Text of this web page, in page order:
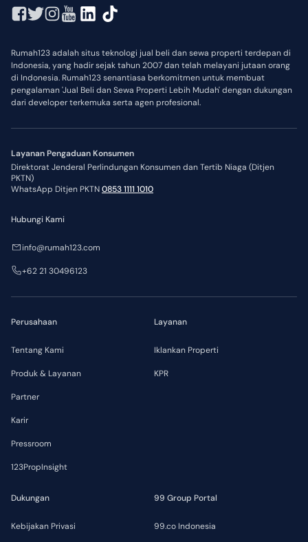
Rumah123 adalah situs teknologi jual beli dan sewa properti terdepan di
Indonesia, yang hadir sejak tahun 2007 dan telah melayani jutaan orang
di Indonesia. Rumah123 senantiasa berkomitmen untuk membuat
pengalaman 'Jual Beli dan Sewa Properti Lebih Mudah' dengan dukungan
dari developer terkemuka serta agen profesional.
Layanan Pengaduan Konsumen
Direktorat Jenderal Perlindungan Konsumen dan Tertib Niaga (Ditjen
PKTN)
WhatsApp Ditjen PKTN0853 1111 1010
Perusahaan
Tentang Kami
Produk & Layanan
Partner
Karir
Pressroom
123PropInsight
Layanan
Iklankan Properti
KPR
Dukungan
Kebijakan Privasi
99 Group Portal
99.co Indonesia
Hubungi Kami
info@rumah123.com
+62 21 30496123